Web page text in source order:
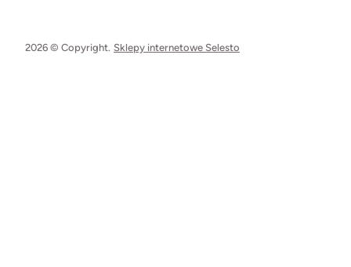
2026 © Copyright. Sklepy internetowe Selesto